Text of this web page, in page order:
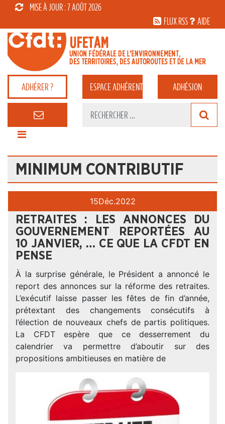
MISE À JOUR : 7 AOÛT 2026
FLUX RSS
AIDE
ADHÉRER ? ESPACEADHÉRENT ADHÉSION
MINIMUM CONTRIBUTIF
15Déc.2022
RETRAITES : LES ANNONCES DU
GOUVERNEMENT REPORTÉES AU
10 JANVIER, … CE QUE LA CFDT EN
PENSE
À la surprise générale, le Président a annoncé le
report des annonces sur la réforme des retraites.
L’exécutif laisse passer les fêtes de fin d’année,
prétextant des changements consécutifs à
l’élection de nouveaux chefs de partis politiques.
La CFDT espère que ce desserrement du
calendrier va permettre d’aboutir sur des
propositions ambitieuses en matière de